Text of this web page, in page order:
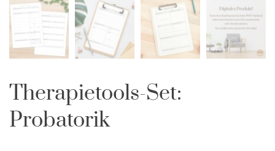
Therapietools-Set:
Probatorik